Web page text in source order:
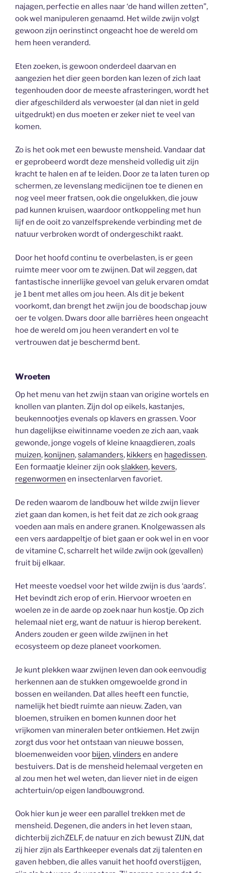
najagen, perfectie en alles naar ‘de hand willen zetten”,
ook wel manipuleren genaamd. Het wilde zwijn volgt
gewoon zijn oerinstinct ongeacht hoe de wereld om
hem heen veranderd.
Eten zoeken, is gewoon onderdeel daarvan en
aangezien het dier geen borden kan lezen of zich laat
tegenhouden door de meeste afrasteringen, wordt het
dier afgeschilderd als verwoester (al dan niet in geld
uitgedrukt) en dus moeten er zeker niet te veel van
komen.
Zo is het ook met een bewuste mensheid. Vandaar dat
er geprobeerd wordt deze mensheid volledig uit zijn
kracht te halen en af te leiden. Door ze ta laten turen op
schermen, ze levenslang medicijnen toe te dienen en
nog veel meer fratsen, ook die ongelukken, die jouw
pad kunnen kruisen, waardoor ontkoppeling met hun
lijf en de ooit zo vanzelfsprekende verbinding met de
natuur verbroken wordt of ondergeschikt raakt.
Door het hoofd continu te overbelasten, is er geen
ruimte meer voor om te zwijnen. Dat wil zeggen, dat
fantastische innerlijke gevoel van geluk ervaren omdat
je 1 bent met alles om jou heen. Als dit je bekent
voorkomt, dan brengt het zwijn jou de boodschap jouw
oer te volgen. Dwars door alle barrières heen ongeacht
hoe de wereld om jou heen verandert en vol te
vertrouwen dat je beschermd bent.
Wroeten
Op het menu van het zwijn staan van origine wortels en
knollen van planten. Zijn dol op eikels, kastanjes,
beukennootjes evenals op klavers en grassen. Voor
hun dagelijkse eiwitinname voeden ze zich aan, vaak
gewonde, jonge vogels of kleine knaagdieren, zoals
muizen, konijnen,salamanders, kikkers en hagedissen.
Een formaatje kleiner zijn ookslakken, kevers,
regenwormen en insectenlarven favoriet.
De reden waarom de landbouw het wilde zwijn liever
ziet gaan dan komen, is het feit dat ze zich ook graag
voeden aan maïs en andere granen. Knolgewassen als
een vers aardappeltje of biet gaan er ook wel in en voor
de vitamine C, scharrelt het wilde zwijn ook (gevallen)
fruit bij elkaar.
Het meeste voedsel voor het wilde zwijn is dus ‘aards’.
Het bevindt zich erop of erin. Hiervoor wroeten en
woelen ze in de aarde op zoek naar hun kostje. Op zich
helemaal niet erg, want de natuur is hierop berekent.
Anders zouden er geen wilde zwijnen in het
ecosysteem op deze planeet voorkomen.
Je kunt plekken waar zwijnen leven dan ook eenvoudig
herkennen aan de stukken omgewoelde grond in
bossen en weilanden. Dat alles heeft een functie,
namelijk het biedt ruimte aan nieuw. Zaden, van
bloemen, struiken en bomen kunnen door het
vrijkomen van mineralen beter ontkiemen. Het zwijn
zorgt dus voor het ontstaan van nieuwe bossen,
bloemenweiden voor bijen,vlinders en andere
bestuivers. Dat is de mensheid helemaal vergeten en
al zou men het wel weten, dan liever niet in de eigen
achtertuin/op eigen landbouwgrond.
Ook hier kun je weer een parallel trekken met de
mensheid. Degenen, die anders in het leven staan,
dichterbij zichZELF, de natuur en zich bewust ZIJN, dat
zij hier zijn als Earthkeeper evenals dat zij talenten en
gaven hebben, die alles vanuit het hoofd overstijgen,